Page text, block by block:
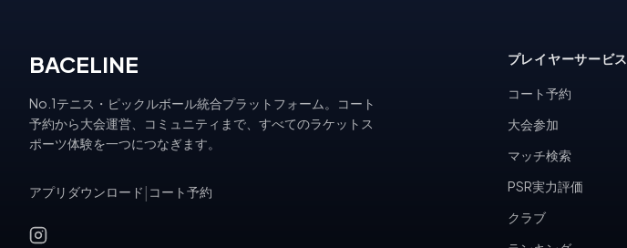
BACELINE
No.1テニス・ピックルボール統合プラットフォーム。コート
予約から大会運営、コミュニティまで、すべてのラケットス
ポーツ体験を一つにつなぎます。
アプリダウンロード コート予約
プレイヤーサービス
コート予約
大会参加
マッチ検索
PSR実力評価
クラブ